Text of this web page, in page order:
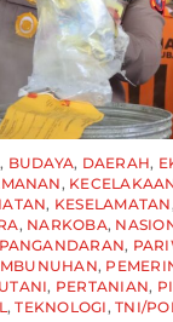
, BUDAYA, DAERAH,
,
, KESELAMATAN
, NARKOBA,
PANGANDARAN,
,
, PERTANIAN,
,TEKNOLOGI ,TNI/